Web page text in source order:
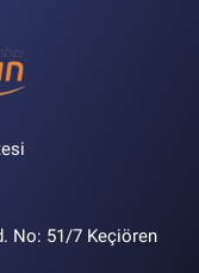
No: 51/7 Keçiören